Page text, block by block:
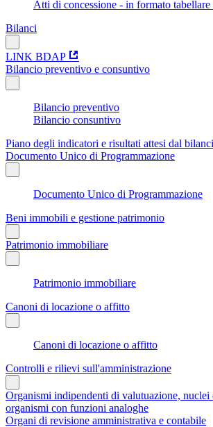
Atti di concessione - in formato
Bilanci
LINK BDAP
Bilancio preventivo e consuntivo
Bilancio preventivo
Bilancio consuntivo
Piano degli indicatori e risultati attesi dal
Documento Unico di Programmazione
Documento Unico di Programmazione
Beni immobili e gestione patrimonio
Patrimonio immobiliare
Patrimonio immobiliare
Canoni di locazione o affitto
Canoni di locazione o affitto
Controlli e rilievi sull'amministrazione
Organismi indipendenti di valutuazione,
organismi con funzioni analoghe
Organi di revisione amministrativa e contabile